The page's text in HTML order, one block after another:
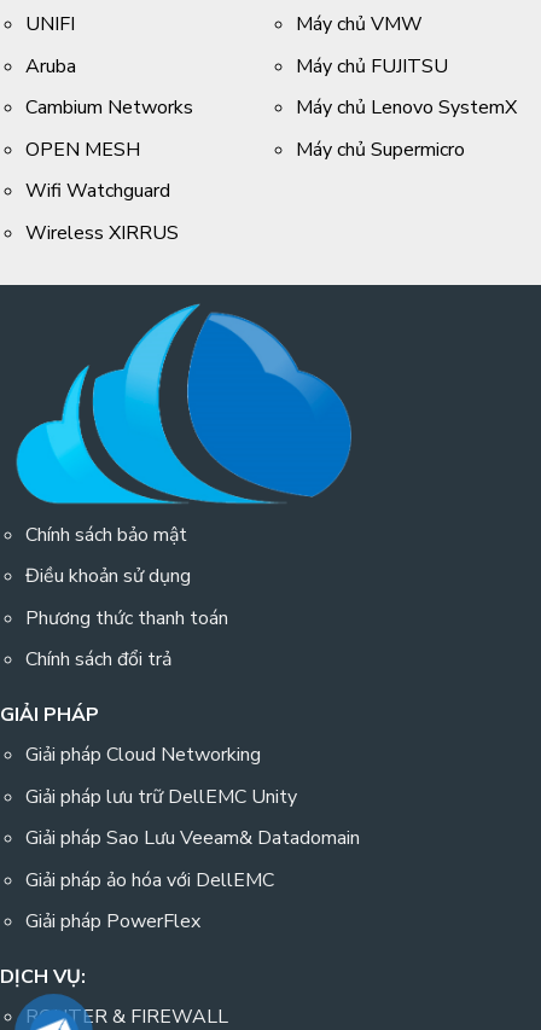
UNIFI
Aruba
Cambium Networks
OPEN MESH
Wifi Watchguard
Wireless XIRRUS
Máy chủ VMW
Máy chủ FUJITSU
Máy chủ Lenovo SystemX
Máy chủ Supermicro
Chính sách bảo mật
Điều khoản sử dụng
Phương thức thanh toán
Chính sách đổi trả
GIẢI PHÁP
Giải pháp Cloud Networking
Giải pháp lưu trữ DellEMC Unity
Giải pháp Sao Lưu Veeam& Datadomain
Giải pháp ảo hóa với DellEMC
Giải pháp PowerFlex
DỊCH VỤ:
ROUTER & FIREWALL